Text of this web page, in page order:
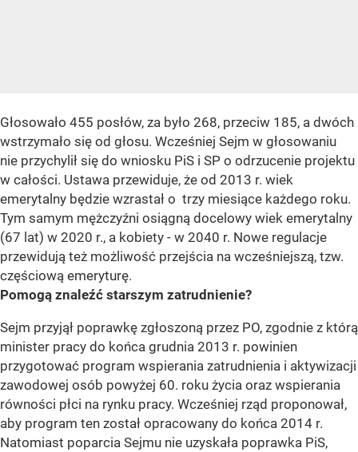
Głosowało 455 posłów, za było 268, przeciw 185, a dwóch
wstrzymało się od głosu. Wcześniej Sejm w głosowaniu
nie przychylił się do wniosku PiS i SP o odrzucenie projektu
w całości. Ustawa przewiduje, że od 2013 r. wiek
emerytalny będzie wzrastał o trzy miesiące każdego roku.
Tym samym mężczyźni osiągną docelowy wiek emerytalny
(67 lat) w 2020 r., a kobiety - w 2040 r. Nowe regulacje
przewidują też możliwość przejścia na wcześniejszą, tzw.
częściową emeryturę.
Pomogą znaleźć starszym zatrudnienie?
Sejm przyjął poprawkę zgłoszoną przez PO, zgodnie z którą
minister pracy do końca grudnia 2013 r. powinien
przygotować program wspierania zatrudnienia i aktywizacji
zawodowej osób powyżej 60. roku życia oraz wspierania
równości płci na rynku pracy. Wcześniej rząd proponował,
aby program ten został opracowany do końca 2014 r.
Natomiast poparcia Sejmu nie uzyskała poprawka PiS,